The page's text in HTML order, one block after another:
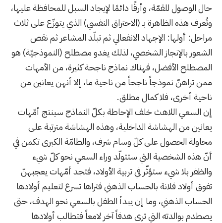
حال الوصول للقمّة، وأرقًا دائمًا لإيجاد السبل للمحافظة عليها،
وتُعرف هذه الظاهرة بـ (الاحتراق النفسي) الذي يتوزّع على ثلاث
مراحل: أولها: الإجهاد الانفعالي ثم تبلّد المشاعر ثم نقص
الشعور بالإنجاز الشخصي، لذلك يغدو مصطلح (النموذجيّة) هو
المصطلح الأفضل، فهناك نماذج ناجحة كثيرة، من الأمهات
ممن تراهنّ نموذجاً ناجحاً من ناحية ما، إلا أنهن يعانين من
ناحية أخرى، فلا كمال مطلق.
إن السعي اللاهث خلف الإحاطة بكلّ النماذج سينتج أمّهات
يعانين من الهشاشة الداخلية، وهذه الهشاشة مترتبة على
محاولة الحصول على كلّ وسام شرف، والطامّة الكبرى تكمن في
أنّ هذه الشخصية التي ستتولّد وراء السعي نحو كلّ شيء
والظفر بلا شيء ستؤثّر في تربية الأولاد، فتجد أمّهات يعجبهنّ
تفوق أولاد فلانة بالحساب الذهني فتراها تسرع لتعليم أولادها
الحساب الذهني، وما إن يبدأ الطفل بالسعي نحو الهدف، حتى
يصطدم بوالدته التي ترى هدفاً آخر لامعاً فتطالب أولادها